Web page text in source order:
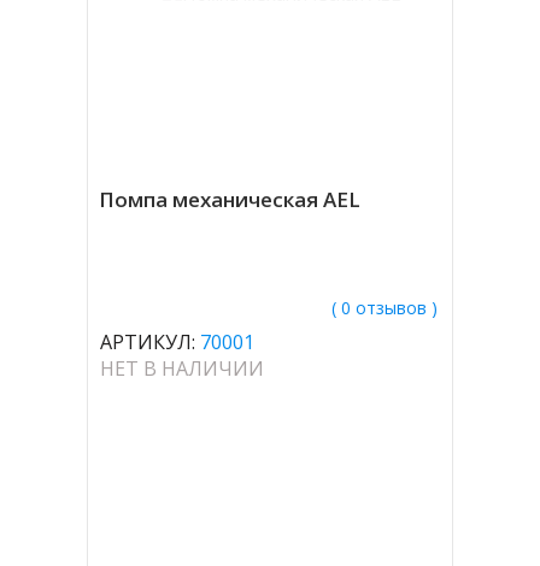
Помпа механическая AEL
( 0 отзывов )
АРТИКУЛ: 70001
НЕТ В НАЛИЧИИ